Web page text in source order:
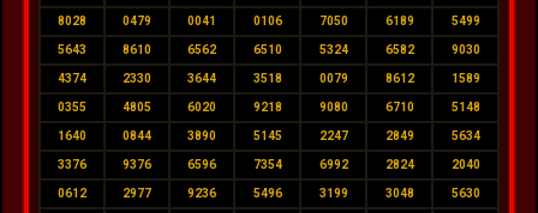
8028 0479 0041 0106 7050 6189 5499
5643 8610 6562 6510 5324 6582 9030
4374 2330 3644 3518 0079 8612 1589
0355 4805 6020 9218 9080 6710 5148
1640 0844 3890 5145 2247 2849 5634
3376 9376 6596 7354 6992 2824 2040
0612 2977 9236 5496 3199 3048 5630